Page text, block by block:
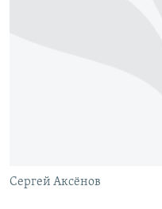
УКРАИНСКАЯ ПРОБЛЕМА
Сергей Аксёнов